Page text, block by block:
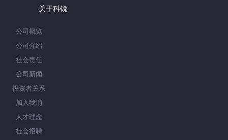
关于科锐
公司概览
公司介绍
社会责任
公司新闻
投资者关系
加入我们
人才理念
社会招聘